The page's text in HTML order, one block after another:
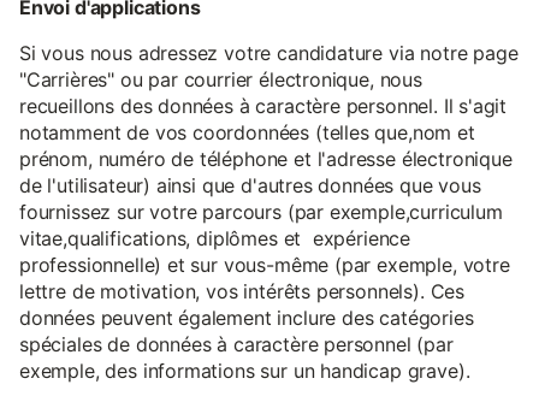
Envoi d'applications
Si vous nous adressez votre candidature via notre page
"Carrières" ou par courrier électronique, nous
recueillons des données à caractère personnel. Il s'agit
notamment de vos coordonnées (telles que,nom et
prénom, numéro de téléphone et l'adresse électronique
de l'utilisateur) ainsi que d'autres données que vous
fournissez sur votre parcours (par exemple,curriculum
vitae,qualifications, diplômes et expérience
professionnelle) et sur vous-même (par exemple, votre
lettre de motivation, vos intérêts personnels). Ces
données peuvent également inclure des catégories
spéciales de données à caractère personnel (par
exemple, des informations sur un handicap grave).